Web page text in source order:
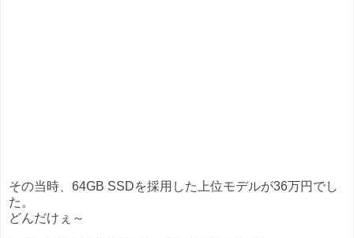
その当時、64GB SSDを採用した上位モデルが36万円でし
た。
どんだけぇ～